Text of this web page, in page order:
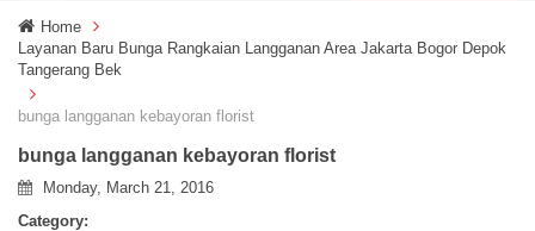
g
g
l
e
a
v
g
Home
Layanan Baru Bunga Rangkaian Langganan Area Jakarta Bogor Depok
Tangerang Bek
bunga langganan kebayoran florist
bunga langganan kebayoran florist
Monday, March 21, 2016
Category: